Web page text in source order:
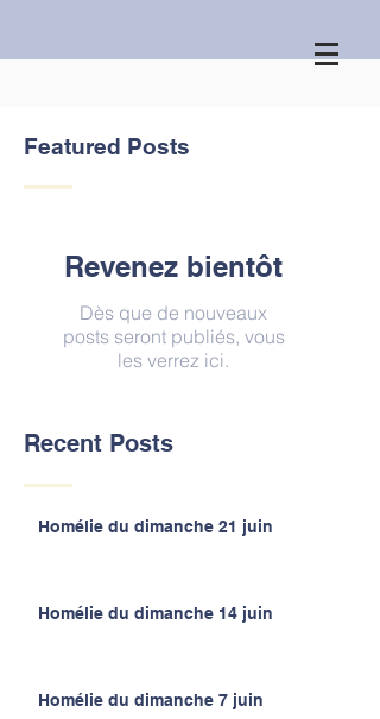
Featured Posts
Revenez bientôt
Dès que de nouveaux
posts seront publiés, vous
les verrez ici.
Recent Posts
Homélie du dimanche 21 juin
Homélie du dimanche 14 juin
Homélie du dimanche 7 juin